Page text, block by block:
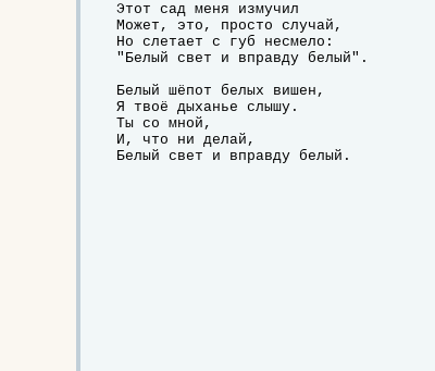
Этот сад меня измучил
Может, это, просто случай,
Но слетает с губ несмело:
"Белый свет и вправду белый".
Белый шёпот белых вишен,
Я твоё дыханье слышу.
Ты со мной,
И, что ни делай,
Белый свет и вправду белый.